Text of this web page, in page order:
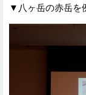
▼八ヶ岳の赤岳を